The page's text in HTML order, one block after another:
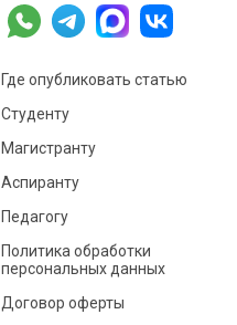
Где опубликовать статью
Студенту
Магистранту
Аспиранту
Педагогу
Политика обработки
персональных данных
Договор оферты